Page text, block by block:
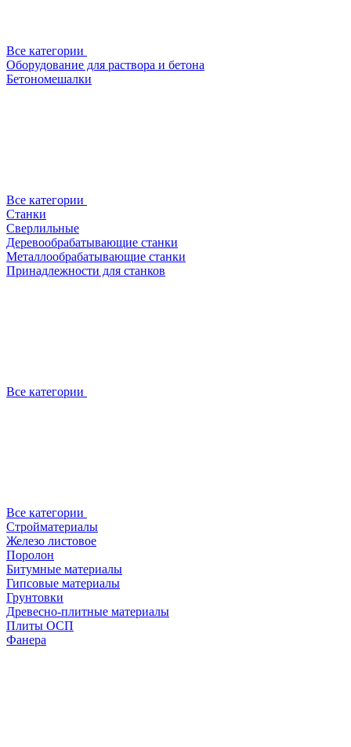
Все категории
Оборудование для раствора и бетона
Бетономешалки
Все категории
Станки
Сверлильные
Деревообрабатывающие станки
Металлообрабатывающие станки
Принадлежности для станков
Все категории
Все категории
Стройматериалы
Железо листовое
Поролон
Битумные материалы
Гипсовые материалы
Грунтовки
Древесно-плитные материалы
Плиты ОСП
Фанера